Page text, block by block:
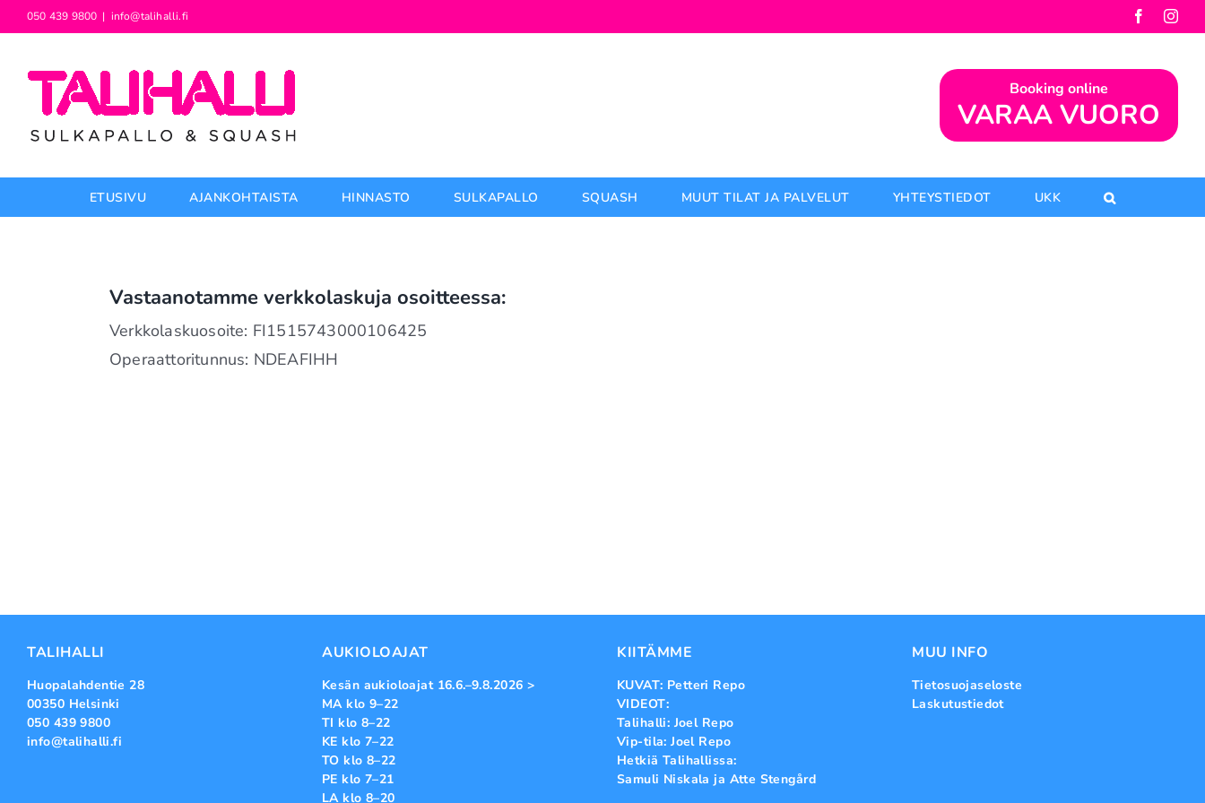
Skip
content
050 439 9800 | info@talihalli.fi Facebook
Booking online
VARAA VUORO
ETUSIVU AJANKOHTAISTA HINNASTO SULKAPALLO SQUASH MUUT TILAT JA PALVELUT YHTEYSTIEDOT UKK
Vastaanotamme verkkolaskuja osoitteessa:
Verkkolaskuosoite: FI1515743000106425
Operaattoritunnus: NDEAFIHH
TALIHALLI
Huopalahdentie 28
00350 Helsinki
050 439 9800
info@talihalli.fi
AUKIOLOAJAT
Kesän aukioloajat 16.6.–9.8.2026 >
MA klo 9–22
TI klo 8–22
KE klo 7–22
TO klo 8–22
PE klo 7–21
LA klo 8–20
KIITÄMME
KUVAT: Petteri Repo
VIDEOT:
Talihalli: Joel Repo
Vip-tila: Joel Repo
Hetkiä Talihallissa:
Samuli Niskala ja Atte Stengård
MUU INFO
Tietosuojaseloste
Laskutustiedot